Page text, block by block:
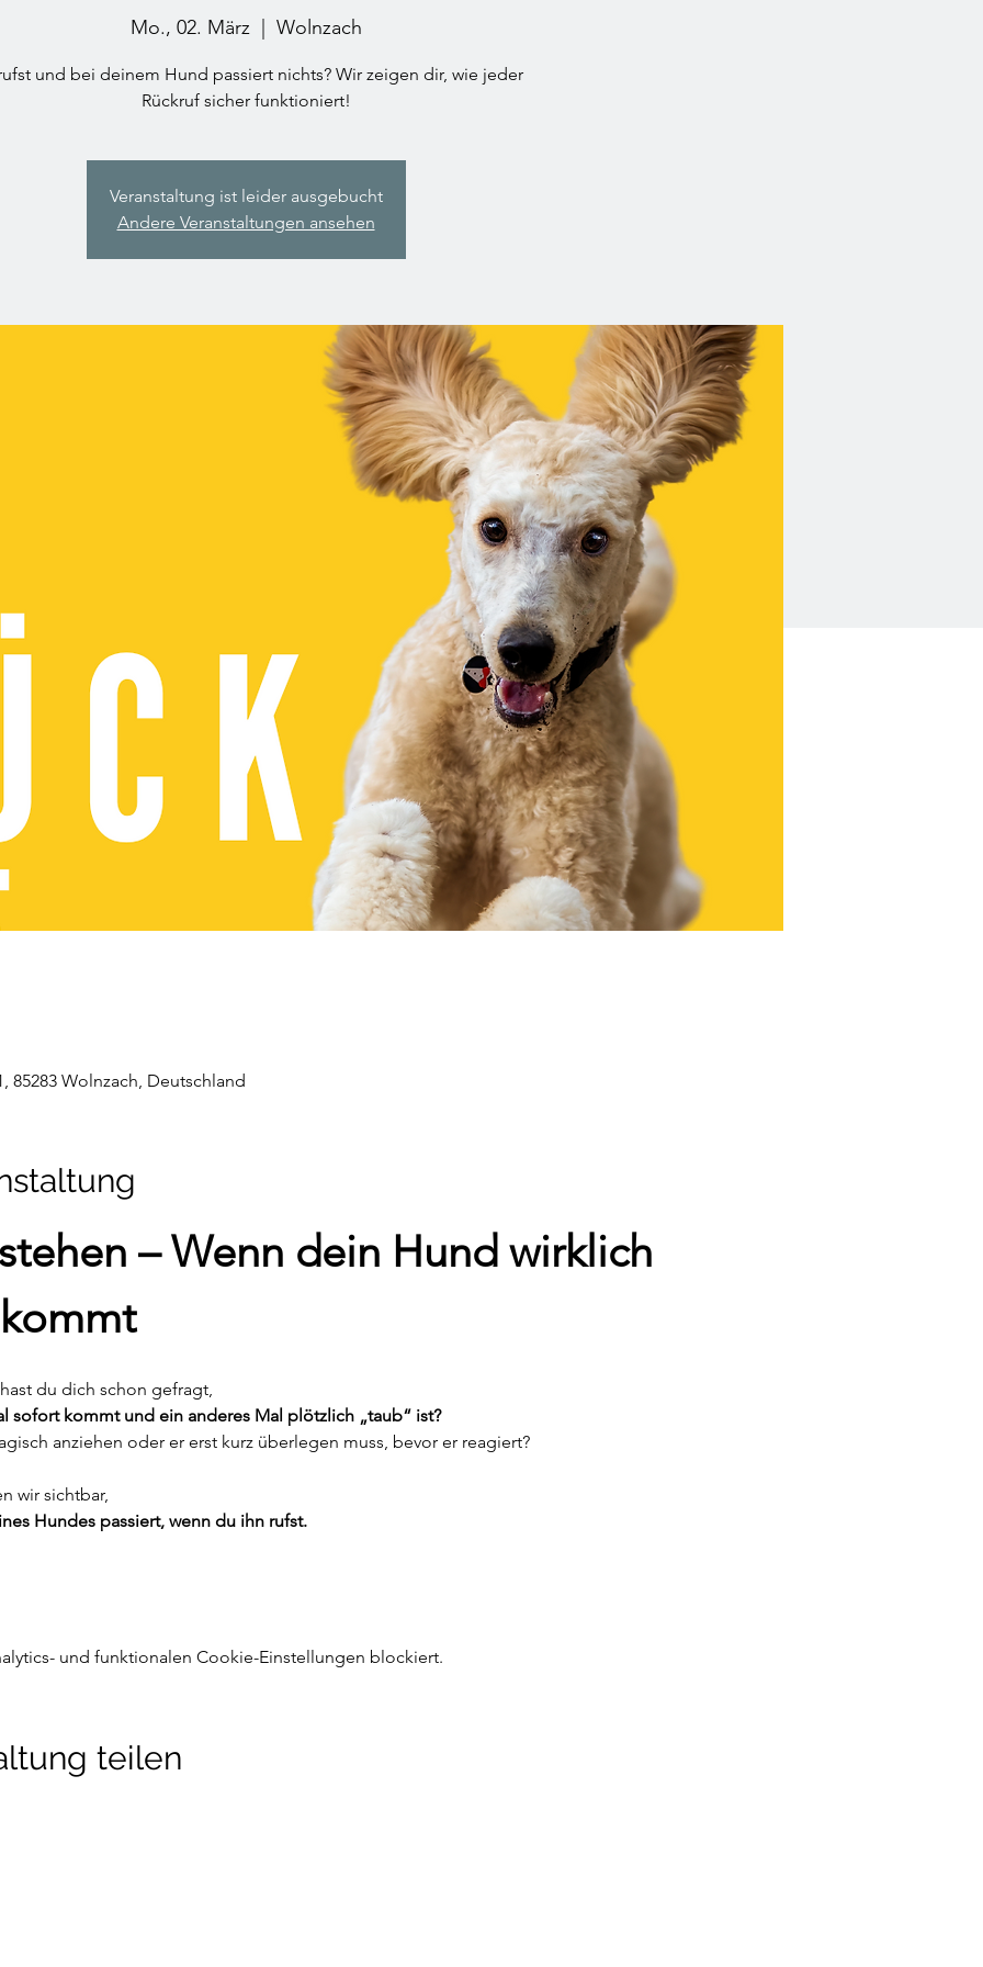
Mo., 02. März
  |
Wolnzach
und bei deinem Hund passiert nichts? Wir zeigen dir, wie jeder
Rückruf sicher funktioniert!
Veranstaltung ist leider ausgebucht
Andere Veranstaltungen ansehen
85283 Wolnzach, Deutschland
– Wenn dein Hund wirklich
du dich schon gefragt,
sofort kommt und ein anderes Mal plötzlich „taub“ ist?
anziehen oder er erst kurz überlegen muss, bevor er reagiert?
wir sichtbar,
Hundes passiert, wenn du ihn rufst.
und funktionalen Cookie-Einstellungen blockiert.
teilen